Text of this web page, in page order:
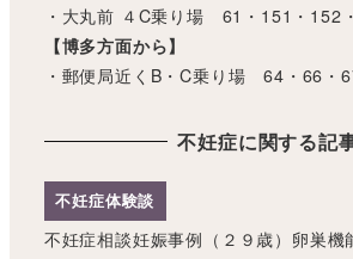
・大丸前 ４C乗り場 61・151・152
【博多方面から】
・郵便局近くB・C乗り場 64・66・
不妊症に関する記
不妊症体験談
不妊症相談妊娠事例（２９歳）卵巣機